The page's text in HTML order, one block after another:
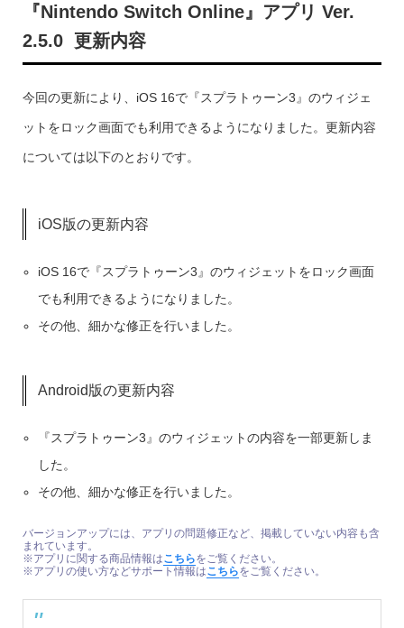
『Nintendo Switch Online』アプリ Ver.
2.5.0 更新内容
今回の更新により、iOS 16で『スプラトゥーン3』のウィジェ
ットをロック画面でも利用できるようになりました。更新内容
については以下のとおりです。
iOS版の更新内容
iOS 16で『スプラトゥーン3』のウィジェットをロック画面
でも利用できるようになりました。
その他、細かな修正を行いました。
Android版の更新内容
『スプラトゥーン3』のウィジェットの内容を一部更新しま
した。
その他、細かな修正を行いました。
バージョンアップには、アプリの問題修正など、掲載していない内容も含
まれています。
※アプリに関する商品情報はこちらをご覧ください。
※アプリの使い方などサポート情報はこちらをご覧ください。